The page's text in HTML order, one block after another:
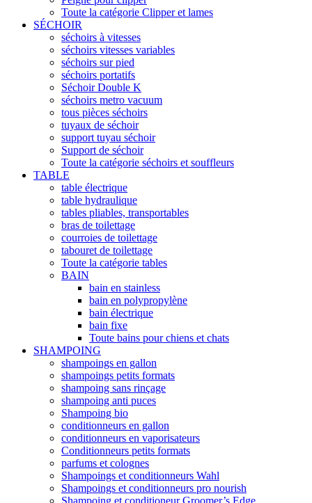
Toute la catégorie Clipper et lames
SÉCHOIR
séchoirs à vitesses
séchoirs vitesses variables
séchoirs sur pied
séchoirs portatifs
Séchoir Double K
séchoirs metro vacuum
tous pièces séchoirs
tuyaux de séchoir
support tuyau séchoir
Support de séchoir
Toute la catégorie séchoirs et souffleurs
TABLE
table électrique
table hydraulique
tables pliables, transportables
bras de toilettage
courroies de toilettage
tabouret de toilettage
Toute la catégorie tables
BAIN
bain en stainless
bain en polypropylène
bain électrique
bain fixe
Toute bains pour chiens et chats
SHAMPOING
shampoings en gallon
shampoings petits formats
shampoing sans rinçage
shampoing anti puces
Shampoing bio
conditionneurs en gallon
conditionneurs en vaporisateurs
Conditionneurs petits formats
parfums et colognes
Shampoings et conditionneurs Wahl
Shampoings et conditionneurs pro nourish
Shampoing et conditioneur Groomer’s Edge